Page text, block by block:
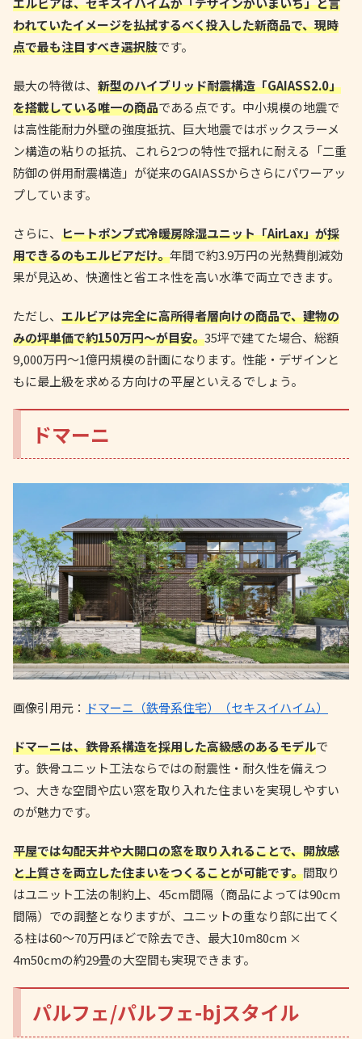
われていたイメージを払拭するべく投入した新商品で、現時
点で最も注目すべき選択肢です。
最大の特徴は、 新型のハイブリッド耐震構造「GAIASS2.0」
を搭載している唯一の商品である点です。中小規模の地震で
は高性能耐力外壁の強度抵抗、巨大地震ではボックスラーメ
ン構造の粘りの抵抗、これら2つの特性で揺れに耐える「二重
防御の併用耐震構造」が従来のGAIASSからさらにパワーアッ
プしています。
さらに、 ヒートポンプ式冷暖房除湿ユニット「AirLax」が採
用できるのもエルビアだけ。年間で約3.9万円の光熱費削減効
果が見込め、快適性と省エネ性を高い水準で両立できます。
ただし、 エルビアは完全に高所得者層向けの商品で、建物の
みの坪単価で約150万円〜が目安。35坪で建てた場合、総額
9,000万円〜1億円規模の計画になります。性能・デザインと
もに最上級を求める方向けの平屋といえるでしょう。
ドマーニ
画像引用元： ドマーニ（鉄骨系住宅）（セキスイハイム）
ドマーニは、鉄骨系構造を採用した高級感のあるモデルで
す。鉄骨ユニット工法ならではの耐震性・耐久性を備えつ
つ、大きな空間や広い窓を取り入れた住まいを実現しやすい
のが魅力です。
平屋では勾配天井や大開口の窓を取り入れることで、開放感
と上質さを両立した住まいをつくることが可能です。間取り
はユニット工法の制約上、45cm間隔（商品によっては90cm
間隔）での調整となりますが、ユニットの重なり部に出てく
る柱は60〜70万円ほどで除去でき、最大10m80cm ×
4m50cmの約29畳の大空間も実現できます。
パルフェ/パルフェ-bjスタイル